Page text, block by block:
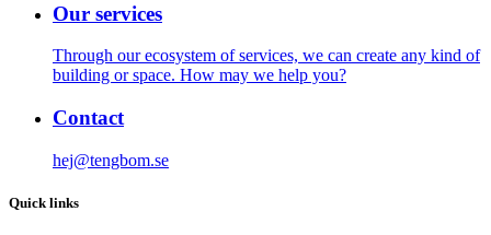
Our services
Through our ecosystem of services, we can create any kind of
building or space. How may we help you?
Contact
hej@tengbom.se
Quick links